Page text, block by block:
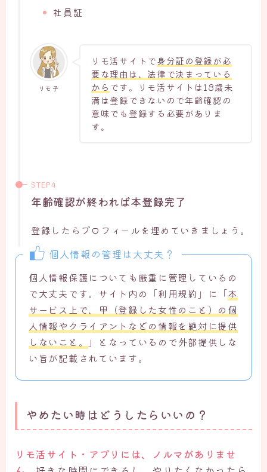
社員証
リモ子
リモ活サイトで身分証の登録が必
要な理由は、法律で決まっている
から です。リモ活サイトは18歳未
満は登録できないので年齢確認の
意味でも登録する必要がありま
す。
年齢確認が終われば本登録完了
登録したらプロフィールを埋めていきましょう。
個人情報の管理は大丈夫？
個人情報保護についても厳重に管理しているの
で大丈夫です。サイト内の「利用規約」に「本
サービス上で、甲（登録した女性のこと）の個
人情報やクライアントなどの情報を絶対に提供
しないこと。
」となっているので外部提供しな
い旨が記載されています。
やめたい時はどうしたらいいの？
リモ活サイト・アプリには、ノルマがありませ